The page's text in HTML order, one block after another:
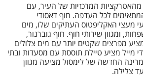
המרכזיות של העיר, עם
לכל העדפה. חוף דאסודי
מעצי האקליפטוס העתיקים שלו, מים
ומגוון שירותי חוף. חוף גוברנור,
מפרצים שקטים יותר עם מים צלולים
מייל מציע טיילת תוססת עם מסעדות ובתי
החדשה של לימסול מציעה מגוון
צלילה.